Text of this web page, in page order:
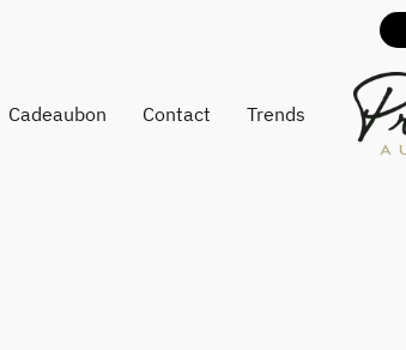
Cadeaubon Contact Trends